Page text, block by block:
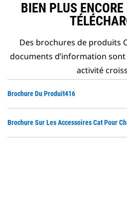
BIEN PLUS
Des brochures de produits
documents d’information
activité
Brochure Du Produit416
Brochure Sur Les Accessoires Cat Pour